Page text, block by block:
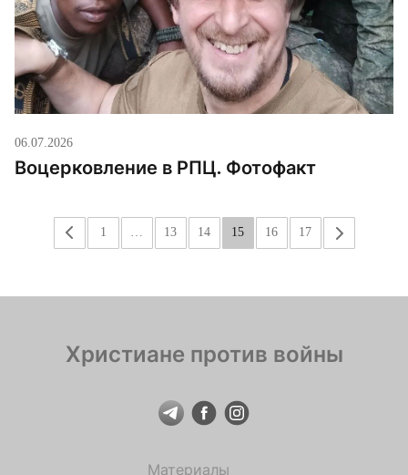
06.07.2026
Воцерковление в РПЦ. Фотофакт
« 1 13 14 15 16 17 »
Христиане против войны
Материалы